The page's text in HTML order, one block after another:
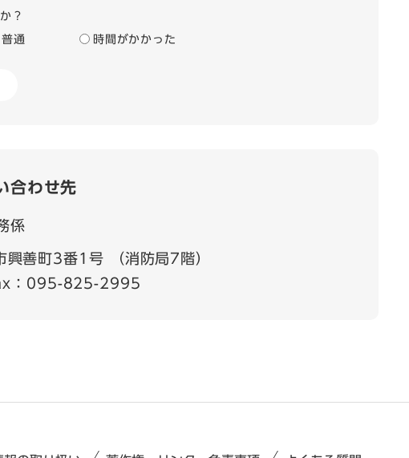
？
普通 時間がかかった
合わせ先
係
興善町3番1号 （消防局7階）
：095-825-2995